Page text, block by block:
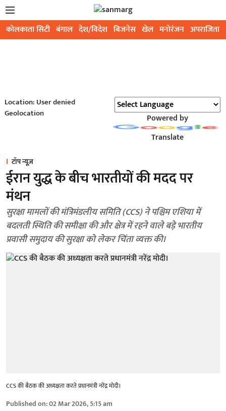
कोलकाता सिटी बंगाल देश/विदेश बिजनेस खेल मनोरंजन अपराजिता
Location: User denied
Geolocation
Powered by
Translate
टॉप न्यूज़
ईरान युद्ध के बीच भारतीयों की मदद पर
मंथन
सुरक्षा मामलों की मंत्रिमंडलीय समिति (CCS) ने पश्चिम एशिया में
बदलती स्थिति की समीक्षा की और क्षेत्र में रहने वाले बड़े भारतीय
प्रवासी समुदाय की सुरक्षा को लेकर चिंता व्यक्त की।
CCS की बैठक की अध्यक्षता करते प्रधानमंत्री नरेंद्र मोदी।
Published on:02 Mar 2026, 5:15 am